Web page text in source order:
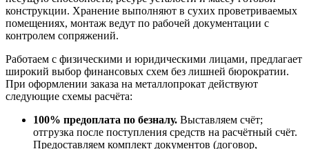
конструкции. Хранение выполняют в сухих проветриваемых
помещениях, монтаж ведут по рабочей документации с
контролем сопряжений.
Работаем с физическими и юридическими лицами, предлагает
широкий выбор финансовых схем без лишней бюрократии.
При оформлении заказа на металлопрокат действуют
следующие схемы расчёта:
100% предоплата по безналу. Выставляем счёт;
отгрузка после поступления средств на расчётный счёт.
Предоставляем комплект документов (договор,